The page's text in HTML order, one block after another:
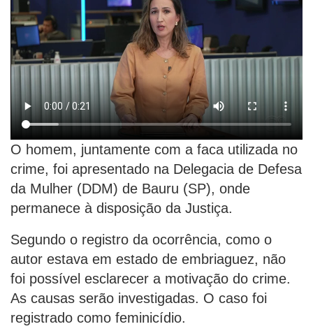
O homem, juntamente com a faca utilizada no
crime, foi apresentado na Delegacia de Defesa
da Mulher (DDM) de Bauru (SP), onde
permanece à disposição da Justiça.
Segundo o registro da ocorrência, como o
autor estava em estado de embriaguez, não
foi possível esclarecer a motivação do crime.
As causas serão investigadas. O caso foi
registrado como feminicídio.